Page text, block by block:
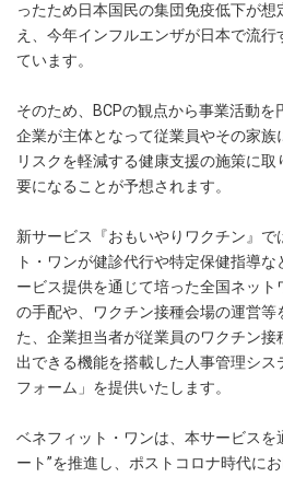
ったため日本国民の集団免疫低下が想
え、今年インフルエンザが日本で流
ています。
そのため、BCPの観点から事業活動を
企業が主体となって従業員やその家族
リスクを軽減する健康支援の施策に
要になることが予想されます。
新サービス『おもいやりワクチン』で
ト・ワンが健診代行や特定保健指導
ービス提供を通じて培った全国ネッ
の手配や、ワクチン接種会場の運営等
た、企業担当者が従業員のワクチン
出できる機能を搭載した人事管理シス
フォーム」を提供いたします。
ベネフィット・ワンは、本サービスを
ート”を推進し、ポストコロナ時代に